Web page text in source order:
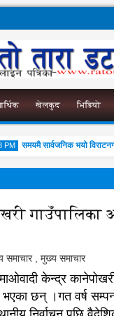
खेलकुद भिडियो
सार्वजनिक भयो विराटनगर
गाउँपालिका
समाचार मुख्य समाचार
केन्द्र
भएका छन् ।गत वर्ष